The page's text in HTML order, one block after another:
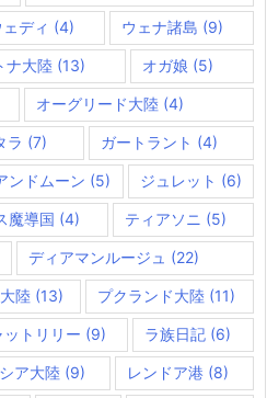
ェディ (4) ウェナ諸島 (9)
ナ大陸 (13) オガ娘 (5)
オーグリード大陸 (4)
ラ (7) ガートラント (4)
ンドムーン (5) ジュレット (6)
魔導国 (4) ティアソニ (5)
ディアマンルージュ (22)
陸(13) プクランド大陸 (11)
トリリー (9) ラ族日記 (6)
ア大陸 (9) レンドア港 (8)